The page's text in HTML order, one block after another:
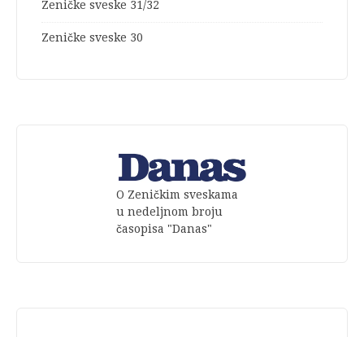
Zeničke sveske 31/32
Zeničke sveske 30
O Zeničkim sveskama
u nedeljnom broju
časopisa "Danas"